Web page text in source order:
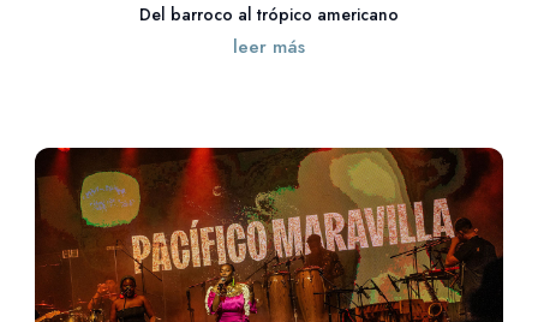
Del barroco al trópico americano
leer más